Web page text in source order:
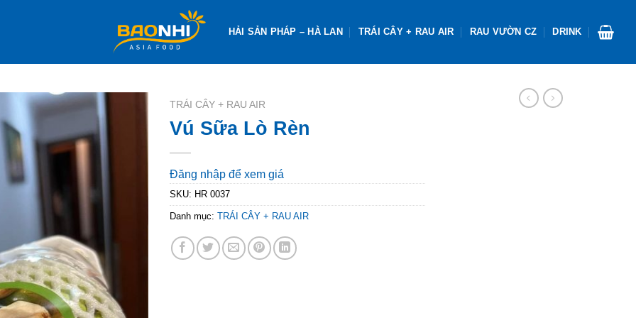
HẢI SẢN PHÁP – HÀ LAN TRÁI CÂY + RAU AIR RAU VƯỜN CZ DRINK
TRÁI CÂY + RAU AIR
Vú Sữa Lò Rèn
Đăng nhập để xem giá
SKU: HR 0037
Danh mục: TRÁI CÂY + RAU AIR